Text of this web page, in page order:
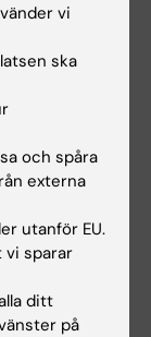
resa. De
alltid
resor som
vardagen,
stämma
vidare. Vi
i tid och
Ove
vi
ska
och spåra
externa
utanför EU.
vi sparar
ditt
på